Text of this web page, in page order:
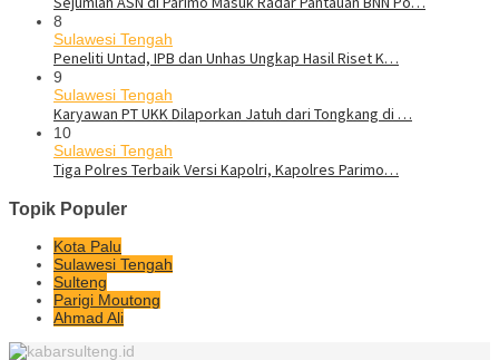
8
Sulawesi Tengah
Peneliti Untad, IPB dan Unhas Ungkap Hasil Riset K…
9
Sulawesi Tengah
Karyawan PT UKK Dilaporkan Jatuh dari Tongkang di …
10
Sulawesi Tengah
Tiga Polres Terbaik Versi Kapolri, Kapolres Parimo…
Topik Populer
Kota Palu
Sulawesi Tengah
Sulteng
Parigi Moutong
Ahmad Ali